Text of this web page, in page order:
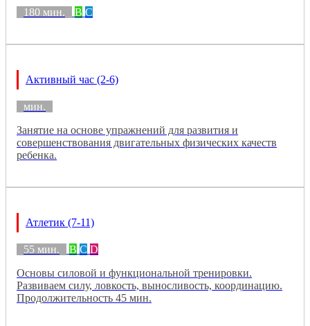
180 мин. B C
Активный час (2-6)
мин.
Занятие на основе упражнений для развития и
совершенствования двигательных физических качеств
ребенка.
Атлетик (7-11)
55 мин. B C D
Основы силовой и функциональной тренировки.
Развиваем силу, ловкость, выносливость, координацию.
Продолжительность 45 мин.